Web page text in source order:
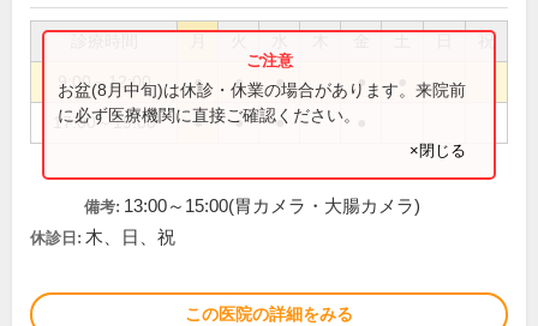
祝
9:00～12:00 ● ● ● ●
17:00～19:00 ● ● ●
お盆(8月中旬)は休診・休業の場合があります。来院前
に必ず医療機関に直接ご確認ください。
×閉じる
備考: 13:00～15:00(胃カメラ・大腸カメラ)
休診日: 木、日、祝
この医院の詳細をみる